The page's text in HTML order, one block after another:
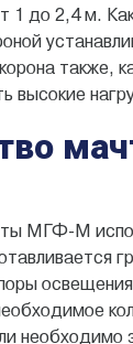
1 до 2,4 м.
также,
высокие
МГФ-М
необходимо